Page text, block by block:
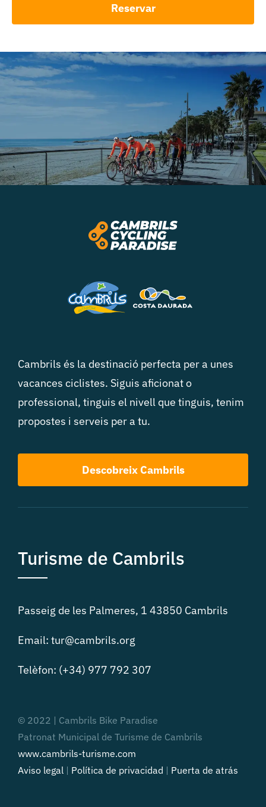
Reservar
Cambrils és la destinació perfecta per a unes
vacances ciclistes. Siguis aficionat o
professional, tinguis el nivell que tinguis, tenim
propostes i serveis per a tu.
Descobreix Cambrils
Turisme de Cambrils
Passeig de les Palmeres, 1 43850 Cambrils
Email: tur@cambrils.org
Telèfon: (+34) 977 792 307
© 2022 | Cambrils Bike Paradise
Patronat Municipal de Turisme de Cambrils
www.cambrils-turisme.com
Aviso legal | Política de privacidad | Puerta de atrás